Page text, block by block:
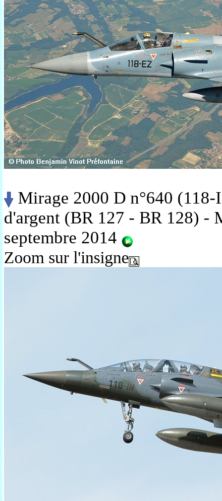
Mirage 2000 D n°640
d'argent (BR 127 - BR 128) -
septembre 2014
Zoom sur l'insigne